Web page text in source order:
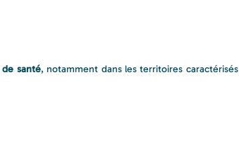
de santé, notamment dans les territoires